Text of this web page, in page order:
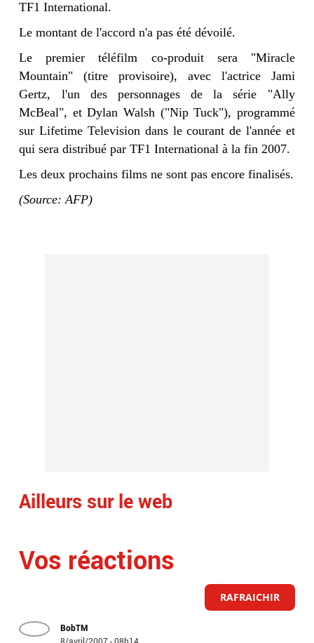
TF1 International.
Le montant de l'accord n'a pas été dévoilé.
Le premier téléfilm co-produit sera "Miracle
Mountain" (titre provisoire), avec l'actrice Jami
Gertz, l'un des personnages de la série "Ally
McBeal", et Dylan Walsh ("Nip Tuck"), programmé
sur Lifetime Television dans le courant de l'année et
qui sera distribué par TF1 International à la fin 2007.
Les deux prochains films ne sont pas encore finalisés.
(Source: AFP)
Ailleurs sur le web
Vos réactions
RAFRAICHIR
BobTM